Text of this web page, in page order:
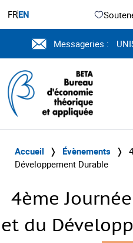
FREN
Messageries :
Accueil ❭ Évènements ❭
Développement Durable
4ème
et du